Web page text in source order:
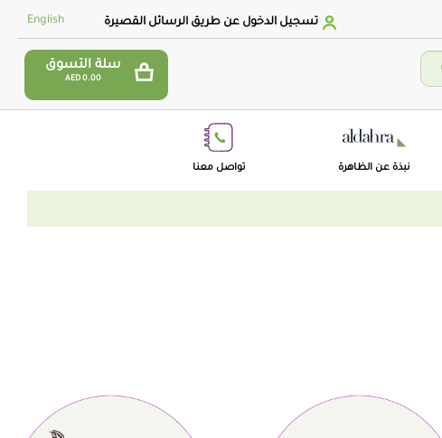
تسجيل الدخول عن طريق الرسائل القصيرة English
سلة التسوق
AED 0.00
نبذة عن الظاهرة تواصل معنا